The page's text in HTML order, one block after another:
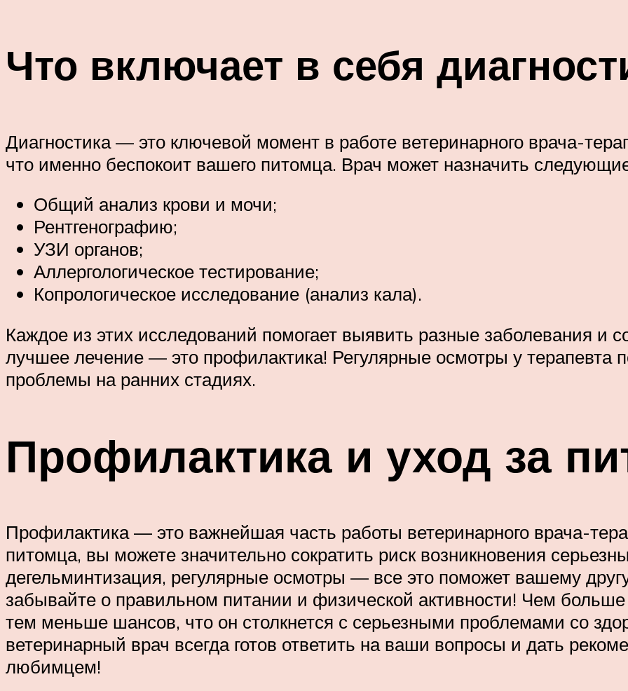
Что включает в себя
Диагностика — это ключевой момент в работе ветеринарного врача-
что именно беспокоит вашего питомца. Врач может назначить
Общий анализ крови и мочи;
Рентгенографию;
УЗИ органов;
Аллергологическое тестирование;
Копрологическое исследование (анализ кала).
Каждое из этих исследований помогает выявить разные заболевания и
лучшее лечение — это профилактика! Регулярные осмотры у терапевта
проблемы на ранних стадиях.
Профилактика и уход за
Профилактика — это важнейшая часть работы ветеринарного врача-
питомца, вы можете значительно сократить риск возникновения
дегельминтизация, регулярные осмотры — все это поможет вашему
забывайте о правильном питании и физической активности! Чем
тем меньше шансов, что он столкнется с серьезными проблемами со
ветеринарный врач всегда готов ответить на ваши вопросы и дать
любимцем!